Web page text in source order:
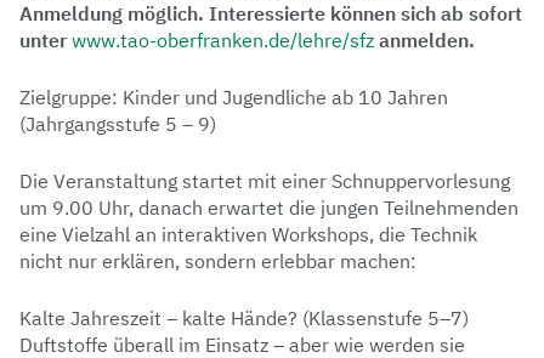
Anmeldung möglich. Interessierte können sich ab sofort
unter www.tao-oberfranken.de/lehre/sfz anmelden.
Zielgruppe: Kinder und Jugendliche ab 10 Jahren
(Jahrgangsstufe 5 – 9)
Die Veranstaltung startet mit einer Schnuppervorlesung
um 9.00 Uhr, danach erwartet die jungen Teilnehmenden
eine Vielzahl an interaktiven Workshops, die Technik
nicht nur erklären, sondern erlebbar machen:
Kalte Jahreszeit – kalte Hände? (Klassenstufe 5–7)
Duftstoffe überall im Einsatz – aber wie werden sie